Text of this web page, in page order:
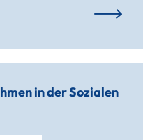
in der Sozialen